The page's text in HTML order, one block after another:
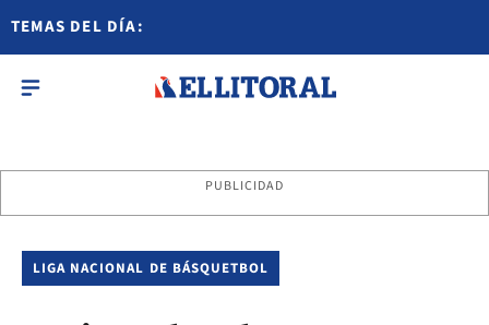
TEMAS DEL DÍA:
PUBLICIDAD
LIGA NACIONAL DE BÁSQUETBOL